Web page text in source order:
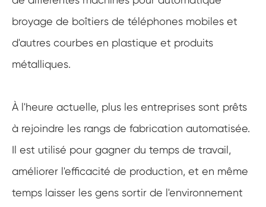
broyage de boîtiers de téléphones mobiles et
d'autres courbes en plastique et produits
métalliques.
À l'heure actuelle, plus les entreprises sont prêts
à rejoindre les rangs de fabrication automatisée.
Il est utilisé pour gagner du temps de travail,
améliorer l'efficacité de production, et en même
temps laisser les gens sortir de l'environnement